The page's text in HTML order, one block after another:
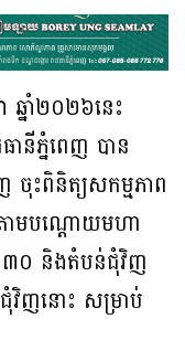
នាំ២០២៦នេះ
ភ្នំពេញ បាន
ញ ចុះពិនិត្យសកម្មភាព
តាមបណ្ដោយមហា
២៣០ និងតំបន់ជុំវិញ
ធជុំវិញនោះ សម្រាប់